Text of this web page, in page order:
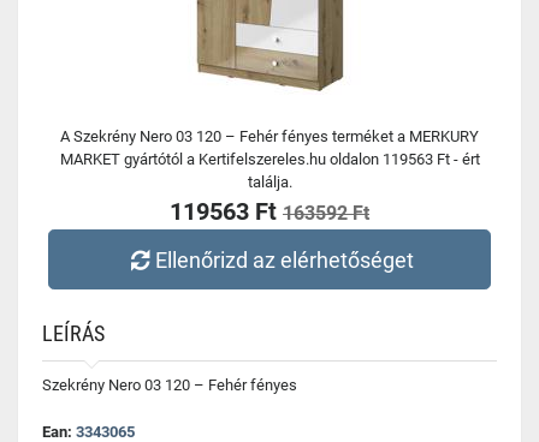
A Szekrény Nero 03 120 – Fehér fényes terméket a MERKURY
MARKET gyártótól a Kertifelszereles.hu oldalon 119563 Ft - ért
találja.
119563 Ft 163592 Ft
Ellenőrizd az elérhetőséget
LEÍRÁS
Szekrény Nero 03 120 – Fehér fényes
Ean: 3343065